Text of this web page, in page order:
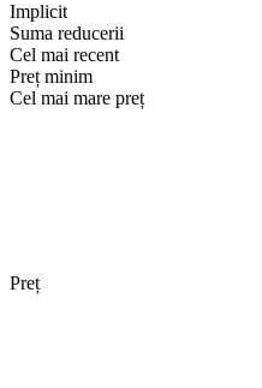
Implicit
Suma reducerii
Cel mai recent
Preț minim
Cel mai mare preț
Preț